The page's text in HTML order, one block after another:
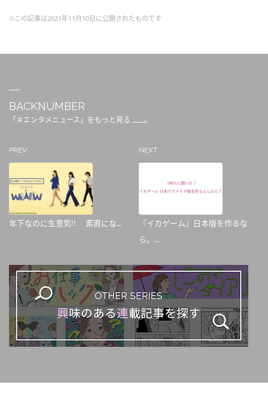
※この記事は2021年11月10日に公開されたものです
BACKNUMBER
「＃エンタメニュース」をもっと見る
PREV
年下なのに生意気!! 素直にな...
NEXT
『イカゲーム』日本版を作るな
ら。...